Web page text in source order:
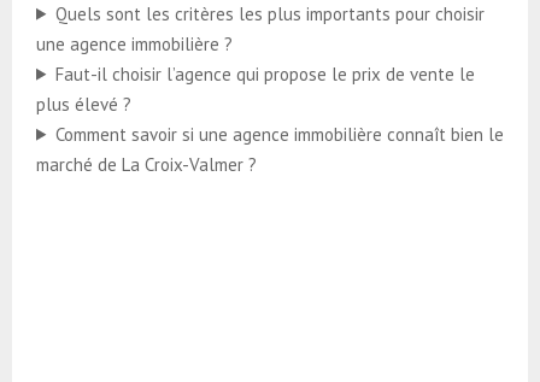
Quels sont les critères les plus importants pour choisir
une agence immobilière ?
Faut-il choisir l’agence qui propose le prix de vente le
plus élevé ?
Comment savoir si une agence immobilière connaît bien le
marché de La Croix-Valmer ?